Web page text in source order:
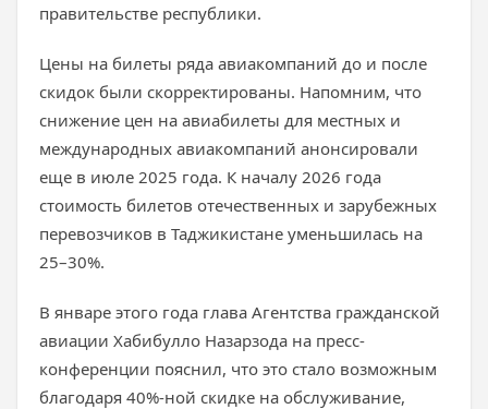
правительстве республики.
Цены на билеты ряда авиакомпаний до и после
скидок были скорректированы. Напомним, что
снижение цен на авиабилеты для местных и
международных авиакомпаний анонсировали
еще в июле 2025 года. К началу 2026 года
стоимость билетов отечественных и зарубежных
перевозчиков в Таджикистане уменьшилась на
25–30%.
В январе этого года глава Агентства гражданской
авиации Хабибулло Назарзода на пресс-
конференции пояснил, что это стало возможным
благодаря 40%-ной скидке на обслуживание,